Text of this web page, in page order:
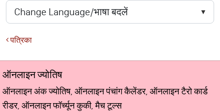
पत्रिका
ऑनलाइन ज्योतिष
ऑनलाइन अंक ज्योतिष, ऑनलाइन पंचांग कैलेंडर, ऑनलाइन टैरो कार्ड
रीडर, ऑनलाइन फॉर्च्यून कुकी, मैच टूल्स